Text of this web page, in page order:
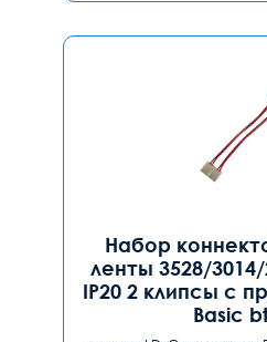
Набор
ленты 3528/
IP20 2 клипсы с
Basic